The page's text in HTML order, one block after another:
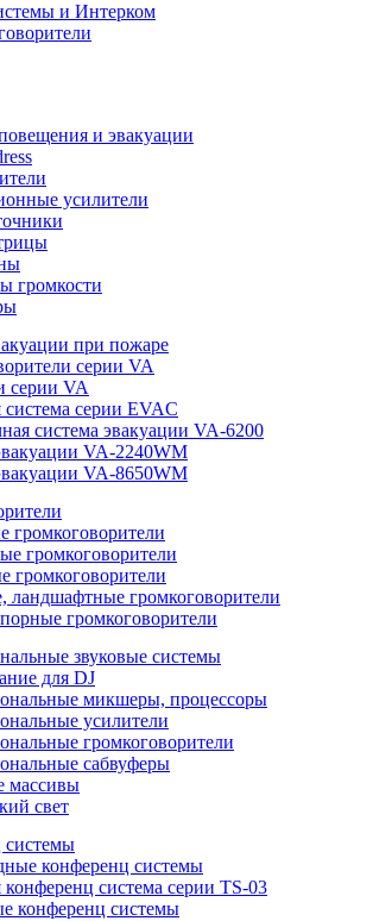
и Интерком
и эвакуации
усилители
громкости
при пожаре
серии VA
серии VA
серии EVAC
система эвакуации VA-6200
VA-2240WM
VA-8650WM
громкоговорители
громкоговорители
громкоговорители
ландшафтные громкоговорители
громкоговорители
звуковые системы
для DJ
микшеры, процессоры
усилители
громкоговорители
сабвуферы
массивы
свет
системы
конференц системы
система серии TS-03
конференц системы